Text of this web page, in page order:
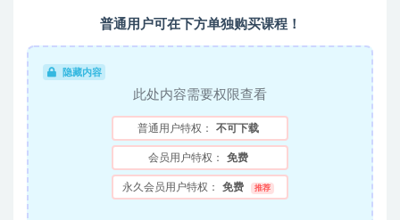
普通用户可在下方单独购买课程！
隐藏内容
此处内容需要权限查看
普通用户特权： 不可下载
会员用户特权： 免费
永久会员用户特权： 免费 推荐